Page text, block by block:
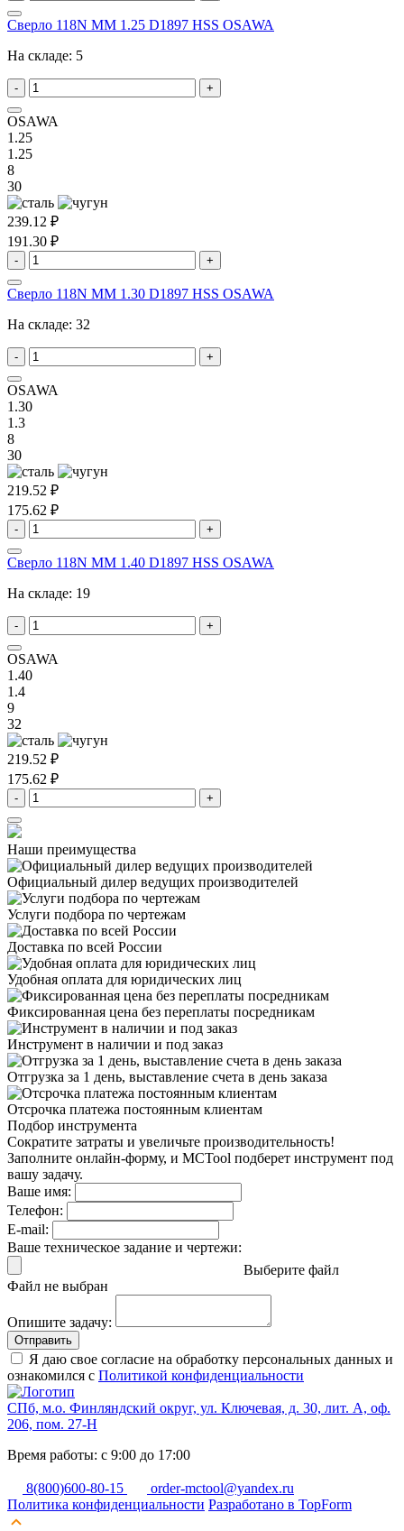
Сверло 118N MM 1.25 D1897 HSS OSAWA
На складе: 5
- +
OSAWA
1.25
1.25
8
30
239.12 ₽
191.30 ₽
- +
Сверло 118N MM 1.30 D1897 HSS OSAWA
На складе: 32
- +
OSAWA
1.30
1.3
8
30
219.52 ₽
175.62 ₽
- +
Сверло 118N MM 1.40 D1897 HSS OSAWA
На складе: 19
- +
OSAWA
1.40
1.4
9
32
219.52 ₽
175.62 ₽
- +
Наши преимущества
Официальный дилер ведущих производителей
Услуги подбора по чертежам
Доставка по всей России
Удобная оплата для юридических лиц
Фиксированная цена без переплаты посредникам
Инструмент в наличии и под заказ
Отгрузка за 1 день, выставление счета в день заказа
Отсрочка платежа постоянным клиентам
Подбор инструмента
Сократите затраты и увеличьте производительность!
Заполните онлайн-форму, и MCTool подберет инструмент под
вашу задачу.
Ваше имя:
Телефон:
E-mail:
Ваше техническое задание и чертежи:
Выберите файл
Файл не выбран
Опишите задачу:
Отправить
Я даю свое согласие на обработку персональных данных и
ознакомился с Политикой конфиденциальности
СПб, м.о. Финляндский округ, ул. Ключевая, д. 30, лит. А, оф.
206, пом. 27-Н
Время работы: с 9:00 до 17:00
8(800)600-80-15
order-mctool@yandex.ru
Политика конфиденциальности Разработано в TopForm